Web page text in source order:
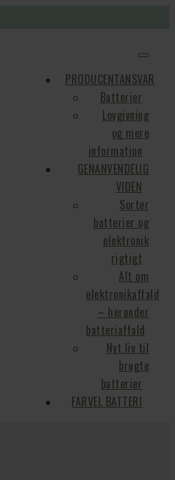
PRODUCENTANSVAR
Batterier
Lovgivning
og mere
information
GENANVENDELIG
VIDEN
Sorter
batterier og
elektronik
rigtigt
Alt om
elektronikaffald
– herunder
batteriaffald
Nyt liv til
brugte
batterier
FARVEL BATTERI